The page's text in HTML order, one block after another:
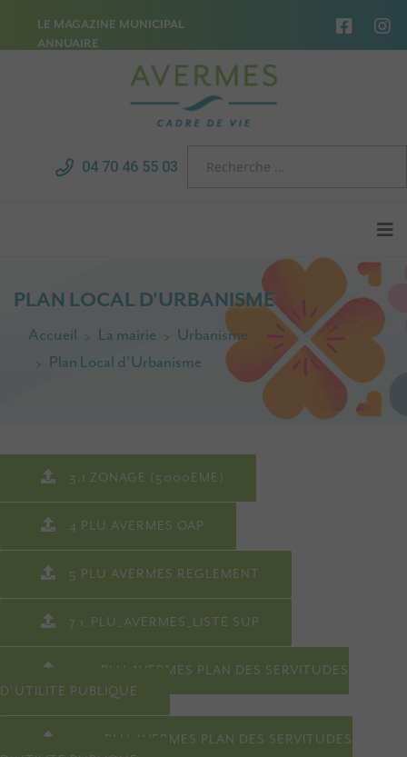
LE MAGAZINE MUNICIPAL
ANNUAIRE
04 70 46 55 03
PLAN LOCAL D'URBANISME
Accueil La mairie
Urbanisme
Plan Local d'Urbanisme
3.1 ZONAGE (5000ÈME)
4 PLU AVERMES OAP
5 PLU AVERMES REGLEMENT
7.1_PLU_AVERMES_LISTE SUP
7.2.1 PLU AVERMES PLAN DES SERVITUDES
D'UTILITE PUBLIQUE
7.2.2 PLU AVERMES PLAN DES SERVITUDES